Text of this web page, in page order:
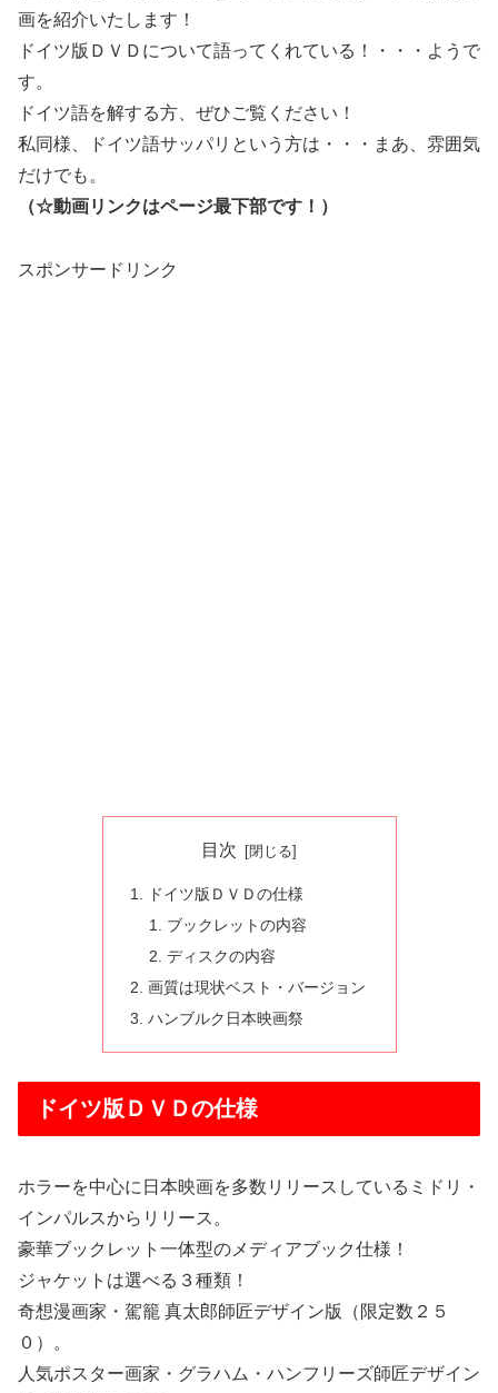
画を紹介いたします！
ドイツ版ＤＶＤについて語ってくれている！・・・ようで
す。
ドイツ語を解する方、ぜひご覧ください！
私同様、ドイツ語サッパリという方は・・・まあ、雰囲気
だけでも。
（☆動画リンクはページ最下部です！）
スポンサードリンク
目次
ドイツ版ＤＶＤの仕様
ブックレットの内容
ディスクの内容
画質は現状ベスト・バージョン
ハンブルク日本映画祭
ドイツ版ＤＶＤの仕様
ホラーを中心に日本映画を多数リリースしているミドリ・
インパルスからリリース。
豪華ブックレット一体型のメディアブック仕様！
ジャケットは選べる３種類！
奇想漫画家・駕籠 真太郎師匠デザイン版（限定数２５
０）。
人気ポスター画家・グラハム・ハンフリーズ師匠デザイン